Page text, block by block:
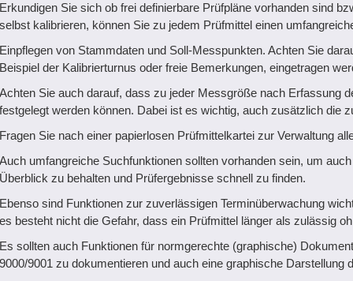
Erkundigen Sie sich ob frei definierbare Prüfpläne vorhanden sind
selbst kalibrieren, können Sie zu jedem Prüfmittel einen
Einpflegen von Stammdaten und Soll-Messpunkten. Achten Sie
Beispiel der Kalibrierturnus oder freie Bemerkungen, eingetragen
Achten Sie auch darauf, dass zu jeder Messgröße nach Erfassung
festgelegt werden können. Dabei ist es wichtig, auch zusätzlich die
Fragen Sie nach einer papierlosen Prüfmittelkartei zur Verwaltung
Auch umfangreiche Suchfunktionen sollten vorhanden sein, um
Überblick zu behalten und Prüfergebnisse schnell zu finden.
Ebenso sind Funktionen zur zuverlässigen Terminüberwachung
es besteht nicht die Gefahr, dass ein Prüfmittel länger als zulässig
Es sollten auch Funktionen für normgerechte (graphische)
9000/9001 zu dokumentieren und auch eine graphische Darstellung